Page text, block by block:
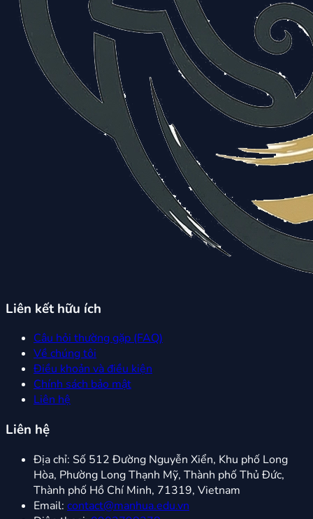
Liên kết hữu ích
Câu hỏi thường gặp (FAQ)
Về chúng tôi
Điều khoản và điều kiện
Chính sách bảo mật
Liên hệ
Liên hệ
Địa chỉ: Số 512 Đường Nguyễn Xiển, Khu phố Long
Hòa, Phường Long Thạnh Mỹ, Thành phố Thủ Đức,
Thành phố Hồ Chí Minh, 71319, Vietnam
Email: contact@manhua.edu.vn